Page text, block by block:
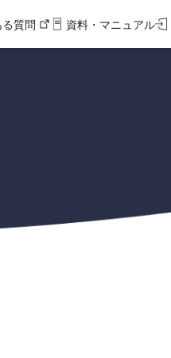
質問 資料・マニュアル